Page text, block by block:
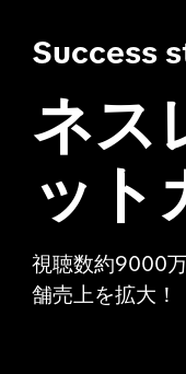
Success
ネス
ット
視聴数約9000
舗売上を拡大！